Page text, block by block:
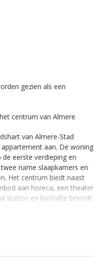
gezien als een
centrum van Almere
van Almere-Stad
aan. De woning
eerste verdieping en
ruime slaapkamers en
Het centrum biedt naast
aan horeca, een theater
station en bushalte bevindt
en speelplaats in het hartje
en toegang tot
verdieping.